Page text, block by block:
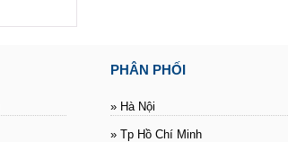
PHÂN PHỐI
» Hà Nội
» Tp Hồ Chí Minh